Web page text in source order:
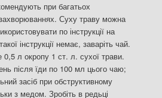
при багатьох
Суху траву можна
по інструкції на
інструкції немає, заваріть чай.
0,5 л окропу 1 ст. л. сухої трави.
після їди по 100 мл цього чаю;
засіб при обструктивному
з медом. Зробіть в редьці